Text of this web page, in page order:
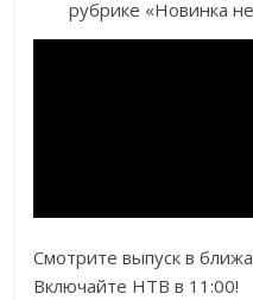
рубрике «Новинка
Смотрите выпуск в
Включайте НТВ в 11:00!